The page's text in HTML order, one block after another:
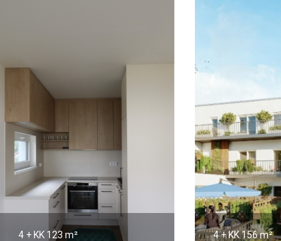
4 + KK 123 m² 4 + KK156 m²